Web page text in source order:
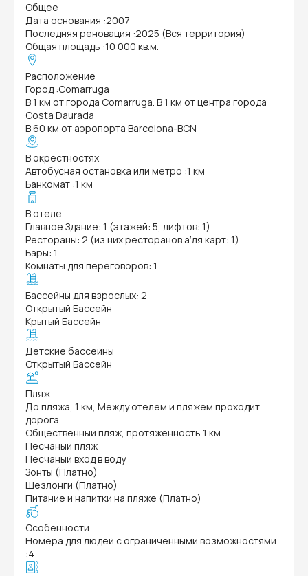
Общее
Дата основания :2007
Последняя реновация :2025 (Вся территория)
Общая площадь :10 000 кв.м.
Расположение
Город :Comarruga
В 1 км от города Comarruga. В 1 км от центра города
Costa Daurada
В 60 км от аэропорта Barcelona-BCN
В окрестностях
Автобусная остановка или метро :1 км
Банкомат :1 км
В отеле
Главное Здание: 1 (этажей: 5, лифтов: 1)
Рестораны: 2 (из них ресторанов а’ля карт: 1)
Бары: 1
Комнаты для переговоров: 1
Бассейны для взрослых: 2
Открытый Бассейн
Крытый Бассейн
Детские бассейны
Открытый Бассейн
Пляж
До пляжа, 1 км, Между отелем и пляжем проходит
дорога
Общественный пляж, протяженность 1 км
Песчаный пляж
Песчаный вход в воду
Зонты (Платно)
Шезлонги (Платно)
Питание и напитки на пляже (Платно)
Особенности
Номера для людей с ограниченными возможностями
:4